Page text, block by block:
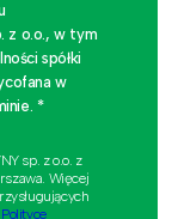
z o.o., w tym
spółki
w
*
sp. z o.o. z
Więcej
Polityce